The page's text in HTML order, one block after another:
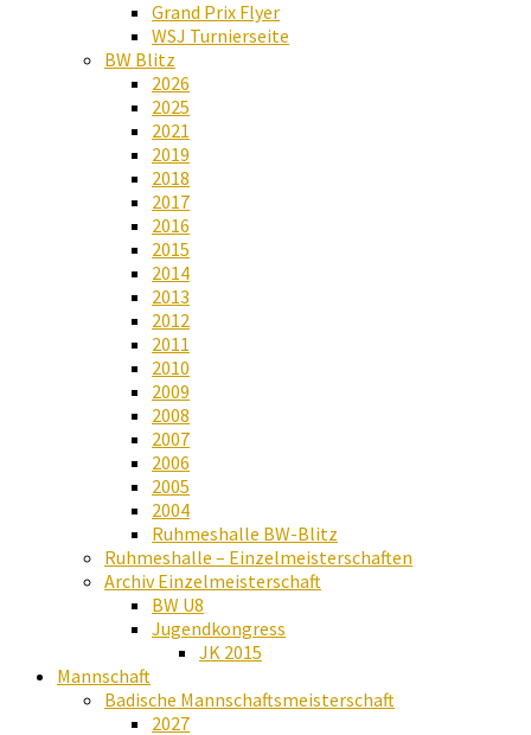
Grand Prix Flyer
WSJ Turnierseite
BW Blitz
2026
2025
2021
2019
2018
2017
2016
2015
2014
2013
2012
2011
2010
2009
2008
2007
2006
2005
2004
Ruhmeshalle BW-Blitz
Ruhmeshalle – Einzelmeisterschaften
Archiv Einzelmeisterschaft
BW U8
Jugendkongress
JK 2015
Mannschaft
Badische Mannschaftsmeisterschaft
2027